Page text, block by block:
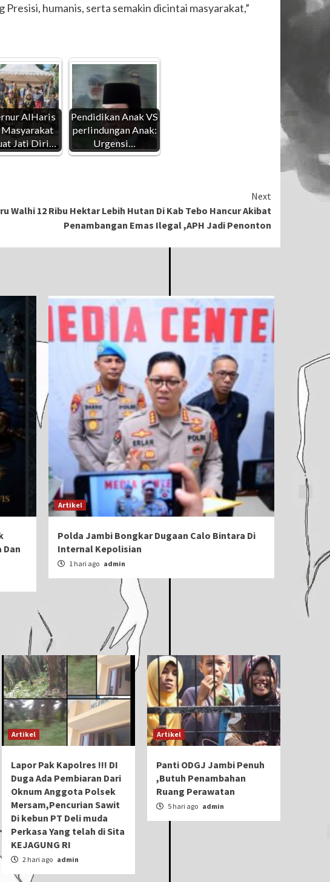
humanis, serta semakin dicintai masyarakat,”
AlHaris
Masyarakat
Jati Diri…
Pendidikan Anak VS
perlindungan Anak:
Urgensi…
Next
Walhi 12 Ribu Hektar Lebih Hutan Di Kab Tebo Hancur Akibat
Penambangan Emas Ilegal ,APH Jadi Penonton
Dan
Artikel
Polda Jambi Bongkar Dugaan Calo Bintara Di
Internal Kepolisian
1 hari ago admin
Artikel
Lapor Pak Kapolres !!! DI
Duga Ada Pembiaran Dari
Oknum Anggota Polsek
Mersam,Pencurian Sawit
Di kebun PT Deli muda
Perkasa Yang telah di Sita
KEJAGUNG RI
2 hari ago admin
Artikel
Panti ODGJ Jambi Penuh
,Butuh Penambahan
Ruang Perawatan
5 hari ago admin